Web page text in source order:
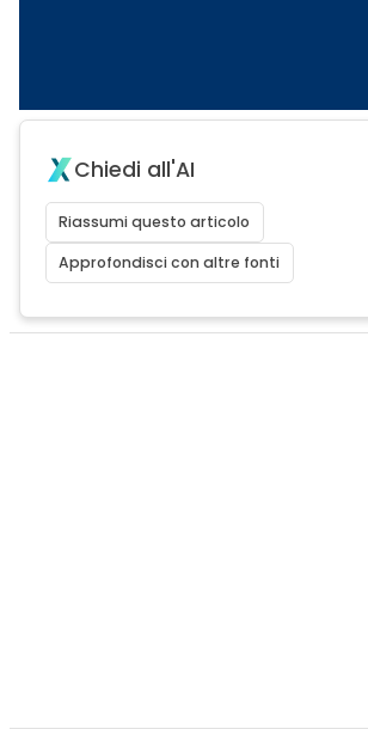
Chiedi all'AI
Riassumi questo articolo
Approfondisci con altre fonti